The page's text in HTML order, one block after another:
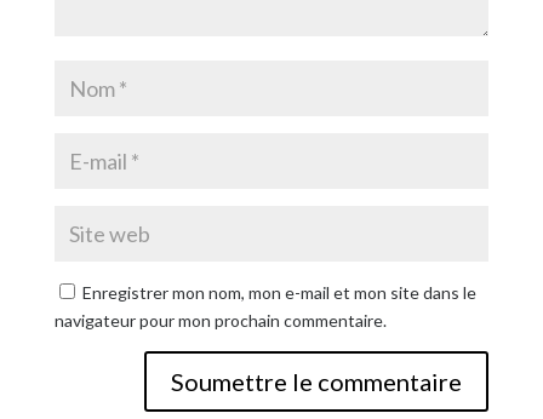
Enregistrer mon nom, mon e-mail et mon site dans le
navigateur pour mon prochain commentaire.
Soumettre le commentaire